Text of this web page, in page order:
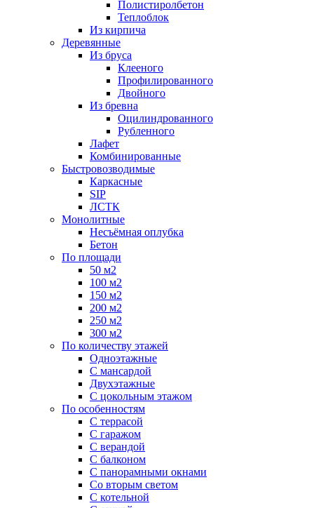
Полистиролбетон
Теплоблок
Из кирпича
Деревянные
Из бруса
Клееного
Профилированного
Двойного
Из бревна
Оцилиндрованного
Рубленного
Лафет
Комбинированные
Быстровозводимые
Каркасные
SIP
ЛСТК
Монолитные
Несъёмная оплубка
Бетон
По площади
50 м2
100 м2
150 м2
200 м2
250 м2
300 м2
По количеству этажей
Одноэтажные
С мансардой
Двухэтажные
С цокольным этажом
По особенностям
С террасой
С гаражом
С верандой
С балконом
С панорамными окнами
Со вторым светом
С котельной